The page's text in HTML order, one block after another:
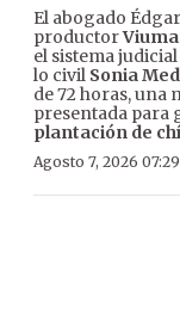
El abogado
productor
el sistema
lo civil Sonia
de 72 horas, una
presentada para
plantación de
Agosto 7, 2026